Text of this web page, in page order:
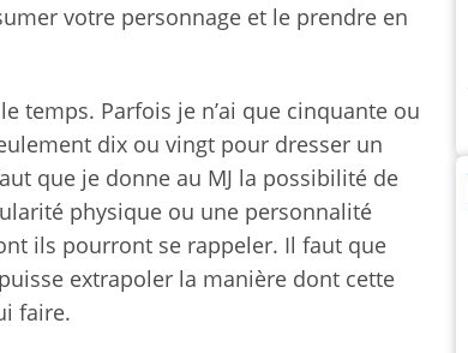
votre personnage et le prendre en
temps. Parfois je n’ai que cinquante ou
dix ou vingt pour dresser un
que je donne au MJ la possibilité de
physique ou une personnalité
ils pourront se rappeler. Il faut que
extrapoler la manière dont cette
faire.